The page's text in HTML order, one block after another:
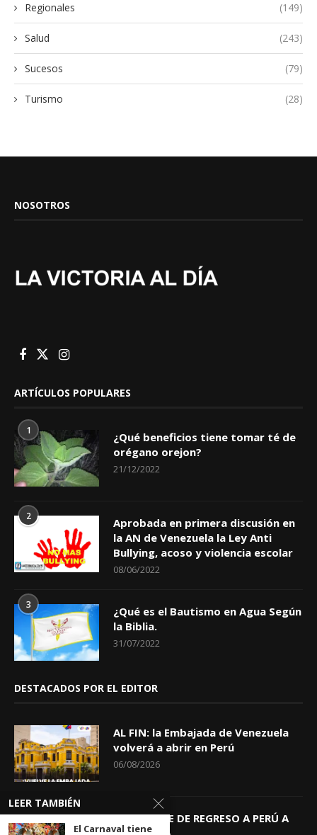
Regionales (149)
Salud (243)
Sucesos (79)
Turismo (28)
NOSOTROS
ARTÍCULOS POPULARES
1
¿Qué beneficios tiene tomar té de
orégano orejon?
21/12/2022
2
Aprobada en primera discusión en
la AN de Venezuela la Ley Anti
Bullying, acoso y violencia escolar
08/06/2022
3
¿Qué es el Bautismo en Agua Según
la Biblia.
31/07/2022
DESTACADOS POR EL EDITOR
AL FIN: la Embajada de Venezuela
volverá a abrir en Perú
06/08/2026
KEIKO TRAE DE REGRESO A PERÚ A
LEER TAMBIÉN
El Carnaval tiene